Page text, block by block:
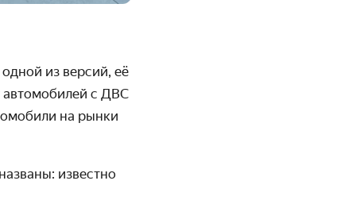
одной из версий, её
автомобилей с ДВС
на рынки
известно